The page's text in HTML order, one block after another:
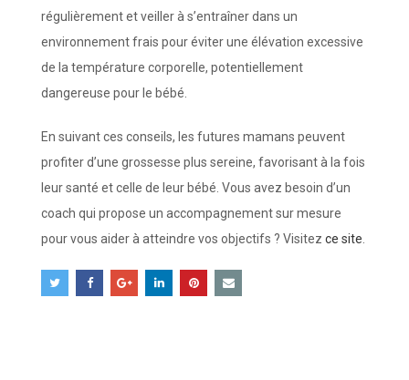
régulièrement et veiller à s’entraîner dans un
environnement frais pour éviter une élévation excessive
de la température corporelle, potentiellement
dangereuse pour le bébé.
En suivant ces conseils, les futures mamans peuvent
profiter d’une grossesse plus sereine, favorisant à la fois
leur santé et celle de leur bébé. Vous avez besoin d’un
coach qui propose un accompagnement sur mesure
pour vous aider à atteindre vos objectifs ? Visitez ce site